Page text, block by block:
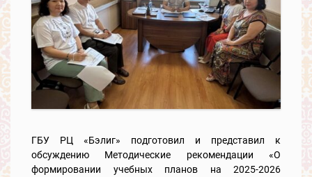
ГБУ РЦ «Бэлиг» подготовил и представил к
обсуждению Методические рекомендации «О
формировании учебных планов на 2025-2026